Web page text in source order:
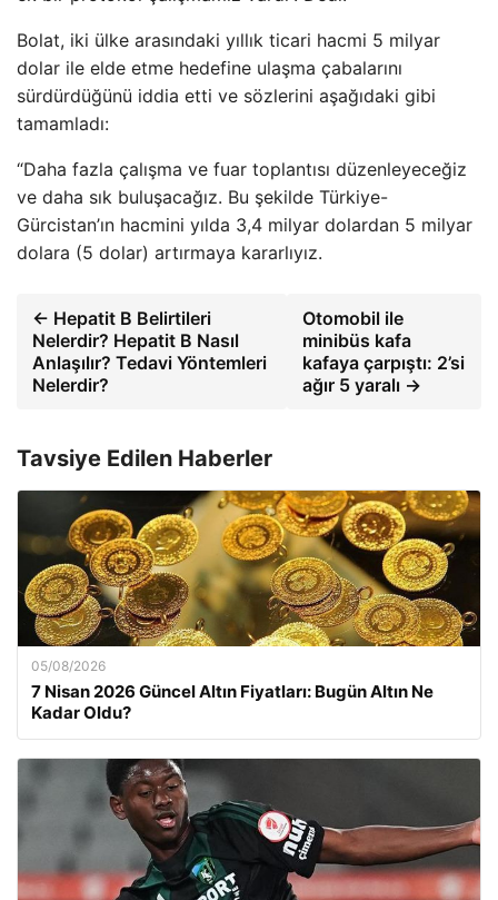
Bolat, iki ülke arasındaki yıllık ticari hacmi 5 milyar
dolar ile elde etme hedefine ulaşma çabalarını
sürdürdüğünü iddia etti ve sözlerini aşağıdaki gibi
tamamladı:
“Daha fazla çalışma ve fuar toplantısı düzenleyeceğiz
ve daha sık buluşacağız. Bu şekilde Türkiye-
Gürcistan’ın hacmini yılda 3,4 milyar dolardan 5 milyar
dolara (5 dolar) artırmaya kararlıyız.
← Hepatit B Belirtileri
Nelerdir? Hepatit B Nasıl
Anlaşılır? Tedavi Yöntemleri
Nelerdir?
Otomobil ile
minibüs kafa
kafaya çarpıştı: 2’si
ağır 5 yaralı →
Tavsiye Edilen Haberler
05/08/2026
7 Nisan 2026 Güncel Altın Fiyatları: Bugün Altın Ne
Kadar Oldu?